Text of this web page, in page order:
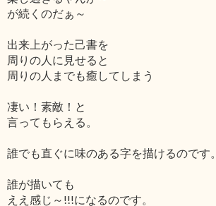
が続くのだぁ～
出来上がった己書を
周りの人に見せると
周りの人までも癒してしまう
凄い！素敵！と
言ってもらえる。
誰でも直ぐに味のある字を描けるのです。
誰が描いても
ええ感じ～!!!になるのです。